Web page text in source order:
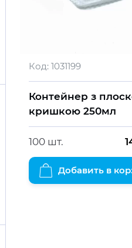
Код: 1031199
Контейнер з
кришкою 250мл
100 шт.
Добавить в